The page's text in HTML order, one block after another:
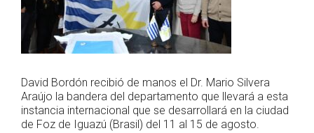
David Bordón recibió de manos el Dr. Mario Silvera
Araújo la bandera del departamento que llevará a esta
instancia internacional que se desarrollará en la ciudad
de Foz de Iguazú (Brasil) del 11 al 15 de agosto.